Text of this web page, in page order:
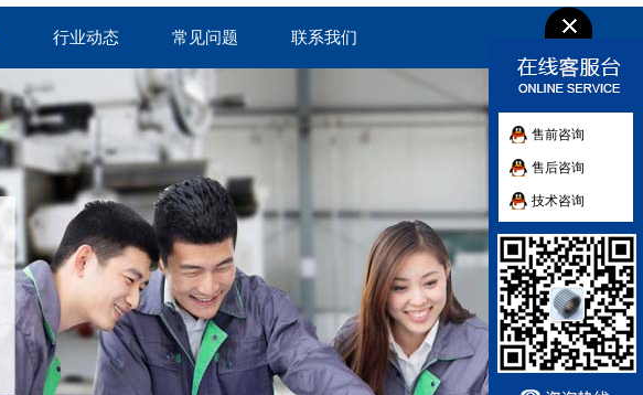
行业动态 常见问题 联系我们
售前咨询
售后咨询
技术咨询